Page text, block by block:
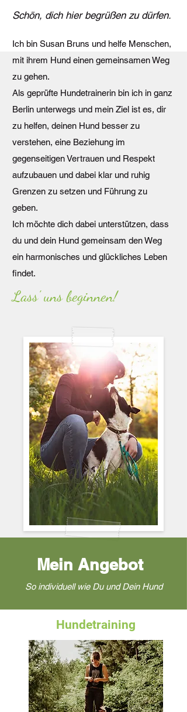
Schön, dich hier begrüßen zu dürfen.
Ich bin Susan Bruns und helfe Menschen,
mit ihrem Hund einen gemeinsamen Weg
zu gehen.
Als geprüfte Hundetrainerin bin ich in ganz
Berlin unterwegs und mein Ziel ist es, dir
zu helfen, deinen Hund besser zu
verstehen, eine Beziehung im
gegenseitigen Vertrauen und Respekt
aufzubauen und dabei klar und ruhig
Grenzen zu setzen und Führung zu
geben.
Ich möchte dich dabei unterstützen, dass
du und dein Hund gemeinsam den Weg
ein harmonisches und glückliches Leben
findet.
Lass' uns beginnen!
Mein Angebot
So individuell wie Du und Dein Hund
Hundetraining